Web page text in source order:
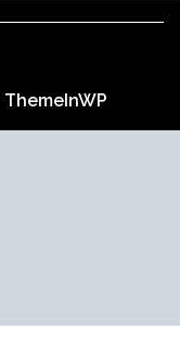
ThemeInWP